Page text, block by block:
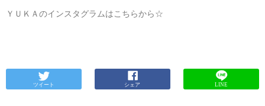
ＹＵＫＡのインスタグラムはこちらから☆
ツイート シェア LINE